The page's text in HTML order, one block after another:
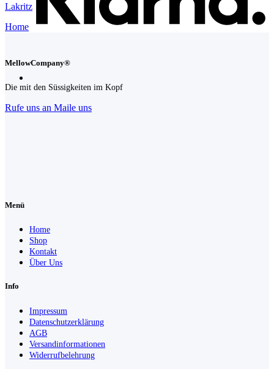
Lakritz
Home
MellowCompany®
Die mit den Süssigkeiten im Kopf
Rufe uns an Maile uns
Menü
Home
Shop
Kontakt
Über Uns
Info
Impressum
Datenschutzerklärung
AGB
Versandinformationen
Widerrufbelehrung